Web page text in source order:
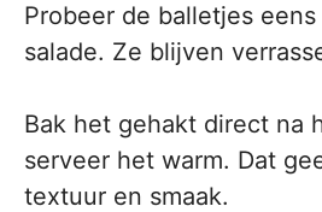
Probeer de balletjes
salade. Ze blijven
Bak het gehakt direct na
serveer het warm. Dat
textuur en smaak.